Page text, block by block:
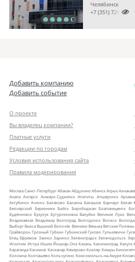
Челябинск

+7 (351) 7298929
Добавить компанию
Добавить событие
О проекте
Вы владелец компании?
Платные услуги
Редакции по городам
Условия использования сайта
Правила модерирования
МоскваСанкт‑ПетербургАбаканАбдулиноАбинскАгрыз
Анапа Ангарск Анжеро‑Судженск Апатиты Апшеронск
Ахтубинск Ачинск Балаково Балахна Балашов Барнаул Белая
Белоярский Березники Бийск Биробиджан Благовещенск
Будённовск Бузулук Бутурлиновка Валуйки Великие Луки
Владикавказ Владимир Волгоград Волгодонск Волжск Вологда
ВыборгВыкса Вышний Волочёк Вязники Вязьма Вятские Поляны
Грайворон Грозный Губкин Губкинский Гуково Гулькевичи
Елец Ефремов Заинск Заринск Зеленоградск Зеленодольск
Искитим Истра Ишим Йошкар‑Ола Казань Калининград Калуга
Караганда Касимов Качканар Кемерово Кизляр Кимры
Коломна Колпашево Кольчугино Комсомольск‑на‑Амуре